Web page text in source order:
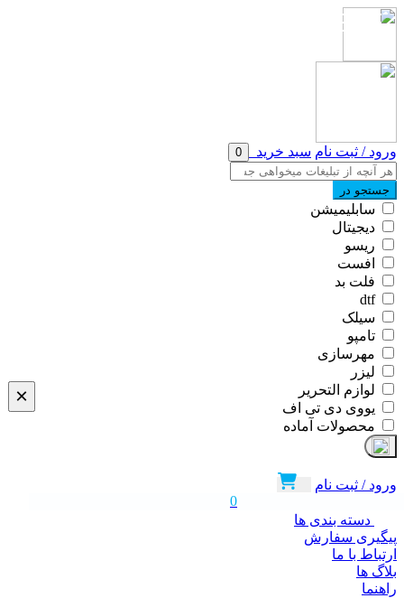
ورود / ثبت نام سبد خرید 0
جستجو در
سابلیمیشن
دیجیتال
ریسو
افست
فلت بد
dtf
سیلک
تامپو
مهرسازی
لیزر
لوازم التحریر
یووی دی تی اف
محصولات آماده
ورود / ثبت نام
0
دسته بندی ها
پیگیری سفارش
ارتباط با ما
بلاگ ها
راهنما
×
×